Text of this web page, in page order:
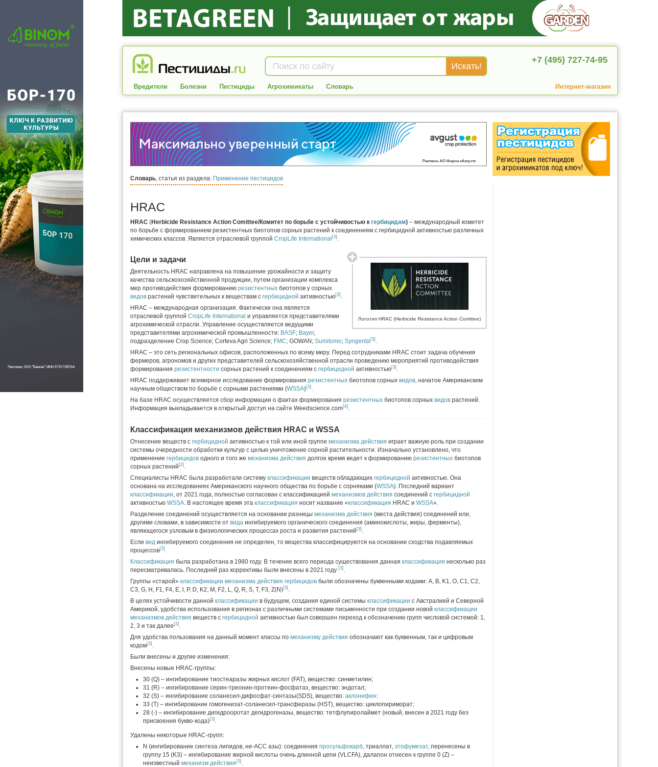
+7 (495) 727-74-95
Вредители Болезни Пестициды Агрохимикаты Словарь Интернет-магазин
Словарь, статья из раздела: Применение пестицидов
HRAC
HRAC (Herbicide Resistance Action Comittee/Комитет по борьбе с устойчивостью к гербицидам) – международный комитет
по борьбе с формированием резистентных биотопов сорных растений к соединениям с гербицидной активностью различных
химических классов. Является отраслевой группой CropLife International [3] .
Логотип HRAC (Herbicide Resistance Action Comittee)
Цели и задачи
Деятельность HRAC направлена на повышение урожайности и защиту
качества сельскохозяйственной продукции, путем организации комплекса
мер противодействия формированию резистентных биотопов у сорных
видов растений чувствительных к веществам с гербицидной активностью[3] .
HRAC – международная организация. Фактически она является
отраслевой группой CropLife International и управляется представителями
агрохимической отрасли. Управление осуществляется ведущими
представителями агрохимической промышленности: BASF; Bayer,
подразделение Crop Science; Corteva Agri Science; FMC; GOWAN; Sumitomo; Syngenta[3] .
HRAC – это сеть региональных офисов, расположенных по всему миру. Перед сотрудниками HRAC стоит задача обучения
фермеров, агрономов и других представителей сельскохозяйственной отрасли проведению мероприятий противодействия
формирования резистентности сорных растений к соединениям с гербицидной активностью[3] .
HRAC поддерживает всемирное исследование формирования резистентных биотопов сорных видов, начатое Американским
научным обществом по борьбе с сорными растениями (WSSA)[3] .
На базе HRAC осуществляется сбор информации о фактах формирования резистентных биотопов сорных видов растений.
Информация выкладывается в открытый доступ на сайте Weedscience.com[4] .
Классификация механизмов действия HRAC и WSSA
Отнесение веществ с гербицидной активностью к той или иной группе механизма действия играет важную роль при создании
системы очередности обработки культур с целью уничтожение сорной растительности. Изначально установлено, что
применение гербицидов одного и того же механизма действия долгое время ведет к формированию резистентных биотопов
сорных растений [2] .
Специалисты HRAC была разработали систему классификации веществ обладающих гербицидной активностью. Она
основана на исследованиях Американского научного общества по борьбе с сорняками (WSSA). Последний вариант
классификации, от 2021 года, полностью согласован с классификацией механизмов действия соединений с гербицидной
активностью WSSA. В настоящее время эта классификация носит название «классификация HRAC и WSSA».
Разделение соединений осуществляется на основании разницы механизма действия (места действия) соединений или,
другими словами, в зависимости от вида ингибируемого органического соединения (аминокислоты, жиры, ферменты),
являющегося узловым в физиологических процессах роста и развития растений [3] .
Если вид ингибируемого соединения не определен, то вещества классифицируются на основании сходства подавляемых
процессов[3] .
Классификация была разработана в 1980 году. В течение всего периода существования данная классификация несколько раз
пересматривалась. Последний раз коррективы были внесены в 2021 году [3] .
Группы «старой» классификации механизма действия гербицидов были обозначены буквенными кодами: A, B, K1, O, C1, C2,
C3, G, H, F1, F4, E, I, P, D, K2, M, F2, L, Q, R, S, T, F3, Z(N)[3] .
В целях устойчивости данной классификации в будущем, создания единой системы классификации с Австралией и Северной
Америкой, удобства использования в регионах с различными системами письменности при создании новой классификации
механизмов действия веществ с гербицидной активностью был совершен переход к обозначению групп числовой системой: 1,
2, 3 и так далее [3] .
Для удобства пользования на данный момент классы по механизму действия обозначают как буквенным, так и цифровым
кодом[3] .
Были внесены и другие изменения:
Внесены новые HRAC-группы:
30 (Q) – ингибирование тиостеаразы жирных кислот (FAT), вещество: синметилин;
31 (R) – ингибирование серин-треонин-протеин-фосфатаз, вещество: эндотал;
32 (S) – ингибирование соланесил-дифосфат-синтазы(SDS), вещество: аклонифен:
33 (T) – ингибирование гомогенизат-соланесил-трансферазы (HST), вещество: циклопириморат;
28 (-) – ингибирование дигидрооротат дегидрогеназы, вещество: тетфлупиролаймет (новый, внесен в 2021 году без
присвоения букво-кода)[3] .
Удалены некоторые HRAC-групп:
N (ингибирование синтеза липидов, не-ACC азы): соединения просульфокарб, триаллат, этофумезат, перенесены в
группу 15 (K3) – ингибирование жирной кислоты очень длинной цепи (VLCFA), далапон отнесен к группе 0 (Z) –
неизвестный механизм действия [3] .